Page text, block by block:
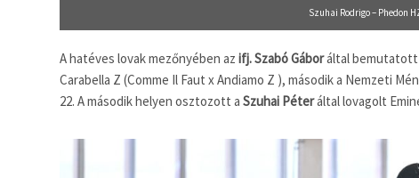
Szuhai Rodrigo – Phedon
A hatéves lovak mezőnyében az ifj. Szabó Gáboráltal bemutatott
Carabella Z (Comme Il Faut x Andiamo Z ), második a Nemzeti
22. A második helyen osztozott a Szuhai Péteráltal lovagolt